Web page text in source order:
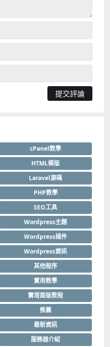
cPanel教學
HTML模版
Laravel源碼
PHP教學
SEO工具
Wordpress主題
Wordpress插件
Wordpress資訊
其他程序
實用教學
寶塔面版教程
推薦
最新資訊
服務器介紹